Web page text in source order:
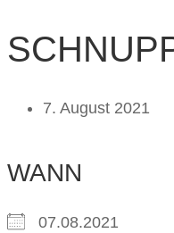
7. August 2021
WANN
07.08.2021